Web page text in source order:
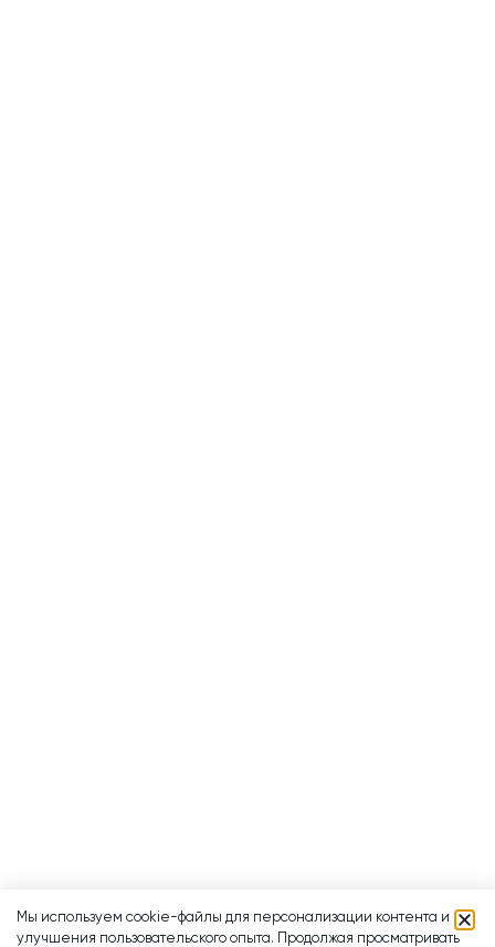
Мы используем cookie-файлы для персонализации контента и
улучшения пользовательского опыта. Продолжая просматривать